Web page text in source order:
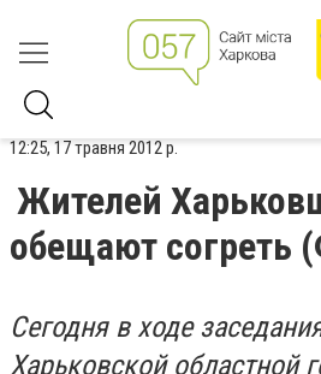
12:25, 17 травня 2012 р.
Жителей
обещают согреть
Сегодня в ходе
Харьковской областной